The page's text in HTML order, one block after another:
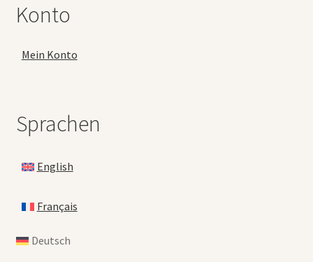
Konto
Mein Konto
Sprachen
English
Français
Deutsch